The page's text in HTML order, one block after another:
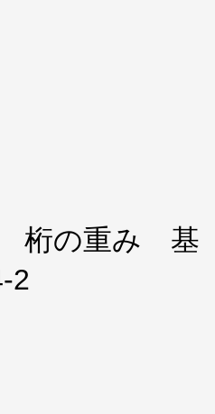
桁の重み 基
2